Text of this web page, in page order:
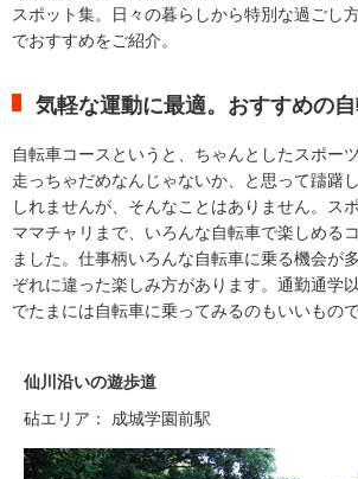
スポット集。日々の暮らしから特別な過ごし
でおすすめをご紹介。
気軽な運動に最適。おすすめの
自転車コースというと、ちゃんとしたスポー
走っちゃだめなんじゃないか、と思って躊躇
しれませんが、そんなことはありません。ス
ママチャリまで、いろんな自転車で楽しめる
ました。仕事柄いろんな自転車に乗る機会が
ぞれに違った楽しみ方があります。通勤通学
でたまには自転車に乗ってみるのもいいもので
仙川沿いの遊歩道
砧エリア： 成城学園前駅